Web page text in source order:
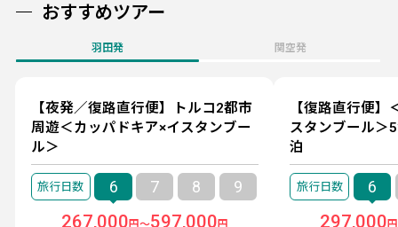
おすすめツアー
羽田発 関空発
【夜発／復路直行便】トルコ2都市
周遊＜カッパドキア×イスタンブー
ル＞
6 7 8 9
267,000 円～597,000 円
【復路直行便
スタンブール＞
泊
6
297,000